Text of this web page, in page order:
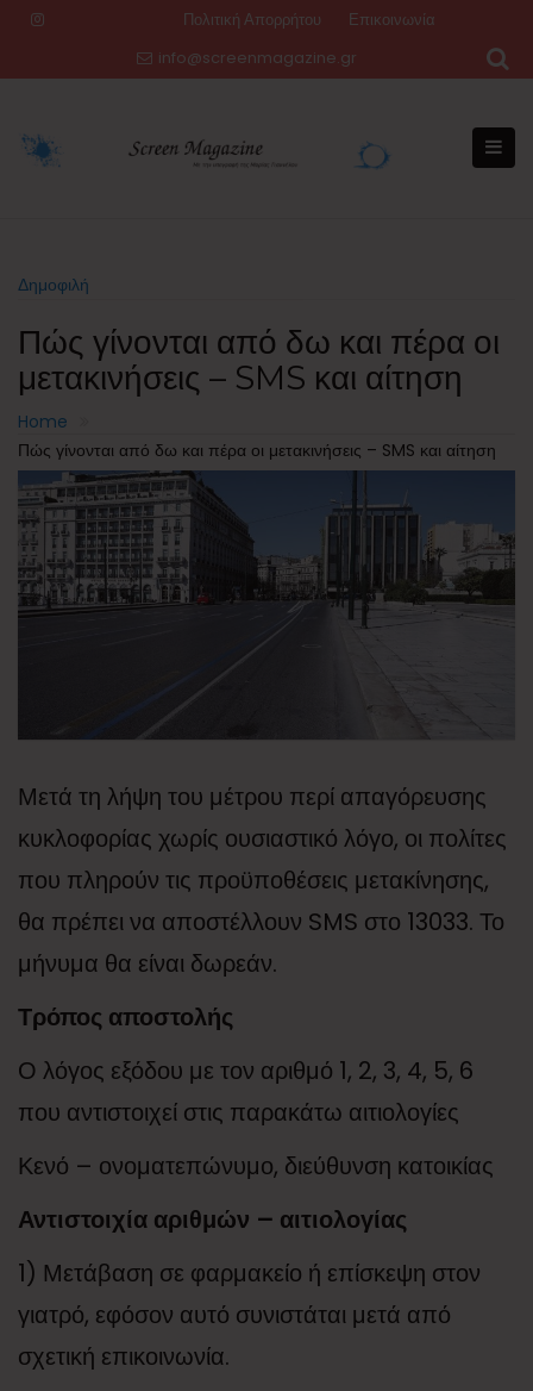
Πολιτική Απορρήτου
Επικοινωνία
info@screenmagazine.gr
Δημοφιλή
Πώς γίνονται από δω και πέρα οι
μετακινήσεις – SMS και αίτηση
Home
Πώς γίνονται από δω και πέρα οι μετακινήσεις – SMS και αίτηση
Μετά τη λήψη του μέτρου περί απαγόρευσης
κυκλοφορίας χωρίς ουσιαστικό λόγο, οι πολίτες
που πληρούν τις προϋποθέσεις μετακίνησης,
θα πρέπει να αποστέλλουν SMS στο 13033. Το
μήνυμα θα είναι δωρεάν.
Τρόπος αποστολής
Ο λόγος εξόδου με τον αριθμό 1, 2, 3, 4, 5, 6
που αντιστοιχεί στις παρακάτω αιτιολογίες
Κενό – ονοματεπώνυμο, διεύθυνση κατοικίας
Αντιστοιχία αριθμών – αιτιολογίας
1) Μετάβαση σε φαρμακείο ή επίσκεψη στον
γιατρό, εφόσον αυτό συνιστάται μετά από
σχετική επικοινωνία.